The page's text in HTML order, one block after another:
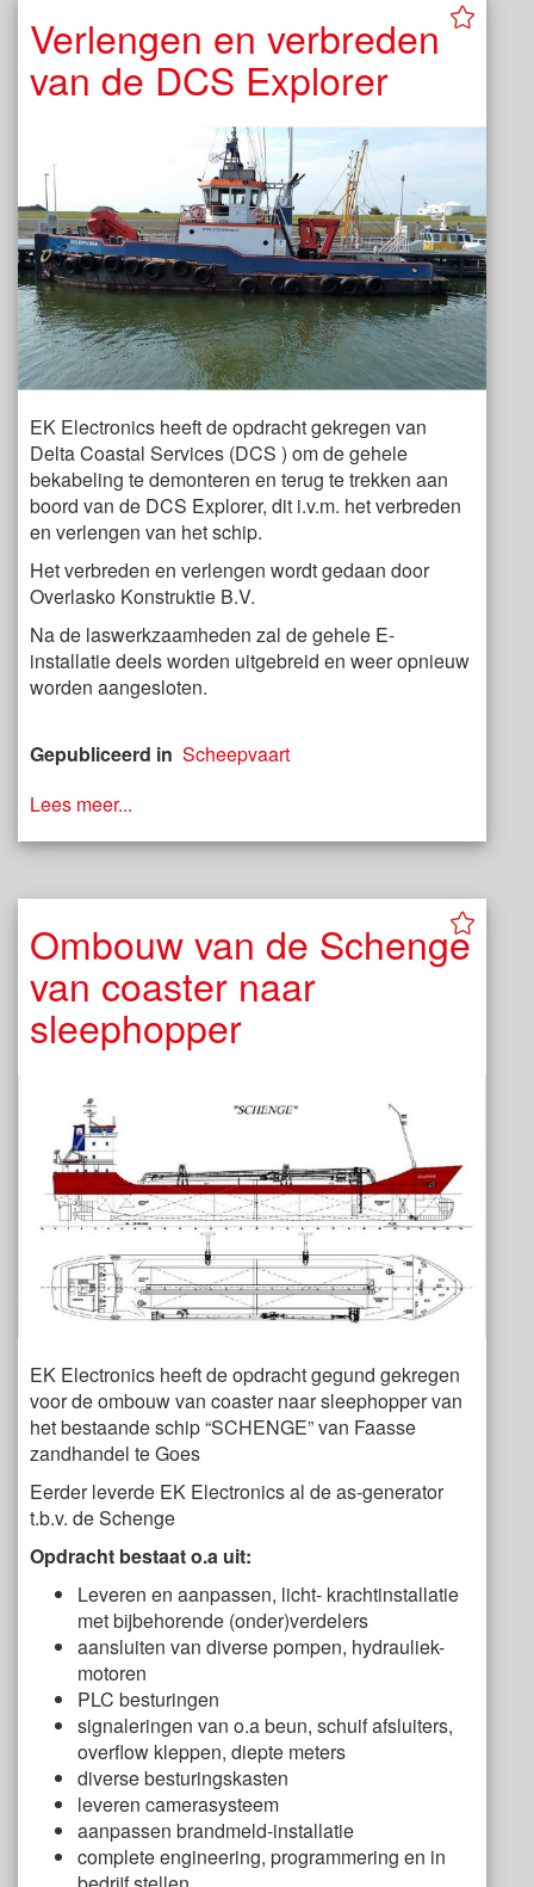
Verlengen en verbreden
van de DCS Explorer
EK Electronics heeft de opdracht gekregen van
Delta Coastal Services (DCS ) om de gehele
bekabeling te demonteren en terug te trekken aan
boord van de DCS Explorer, dit i.v.m. het verbreden
en verlengen van het schip.
Het verbreden en verlengen wordt gedaan door
Overlasko Konstruktie B.V.
Na de laswerkzaamheden zal de gehele E-
installatie deels worden uitgebreid en weer opnieuw
worden aangesloten.
Gepubliceerd in Scheepvaart
Lees meer...
Ombouw van de Schenge
van coaster naar
sleephopper
EK Electronics heeft de opdracht gegund gekregen
voor de ombouw van coaster naar sleephopper van
het bestaande schip “SCHENGE” van Faasse
zandhandel te Goes
Eerder leverde EK Electronics al de as-generator
t.b.v. de Schenge
Opdracht bestaat o.a uit:
Leveren en aanpassen, licht- krachtinstallatie
met bijbehorende (onder)verdelers
aansluiten van diverse pompen, hydrauliek-
motoren
PLC besturingen
signaleringen van o.a beun, schuif afsluiters,
overflow kleppen, diepte meters
diverse besturingskasten
leveren camerasysteem
aanpassen brandmeld-installatie
complete engineering, programmering en in